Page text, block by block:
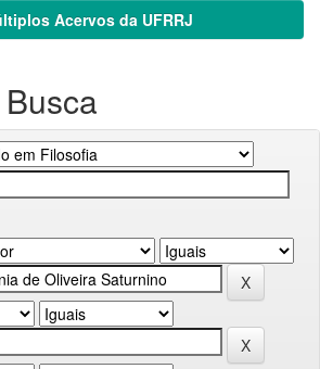
Acervos da UFRRJ